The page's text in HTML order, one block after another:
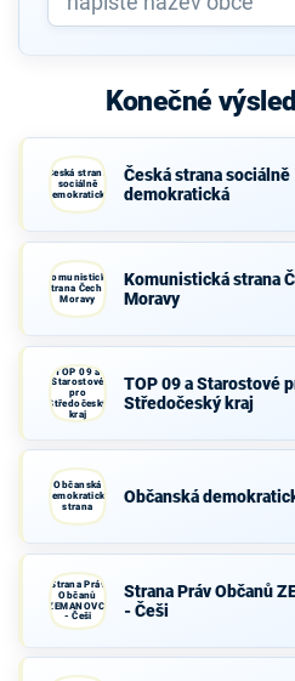
Konečné
Česká strana
sociálně
demokratická
Česká strana sociálně
demokratická
Komunistická
strana Čech a
Moravy
Komunistická strana
Moravy
TOP 09 a
Starostové
pro
Středočeský
kraj
TOP 09 a Starostové
Středočeský kraj
Občanská
demokratická
strana
Občanská
Strana Práv
Občanů
ZEMANOVCI
- Češi
Strana Práv Občanů
- Češi